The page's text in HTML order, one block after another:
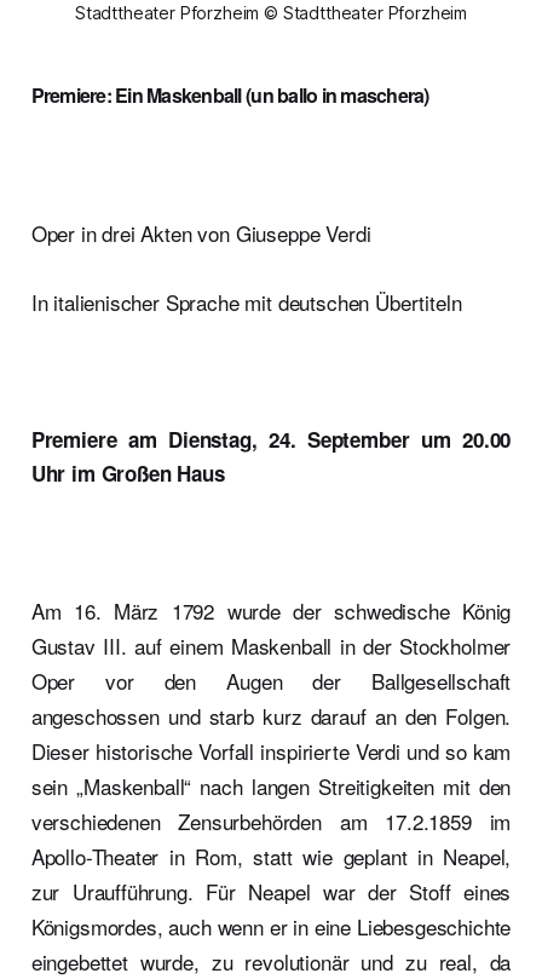
Stadttheater Pforzheim © Stadttheater Pforzheim
Premiere: Ein Maskenball (un ballo in maschera)
Oper in drei Akten von Giuseppe Verdi
In italienischer Sprache mit deutschen Übertiteln
Premiere am Dienstag, 24. September um 20.00
Uhr im Großen Haus
Am 16. März 1792 wurde der schwedische König
Gustav III. auf einem Maskenball in der Stockholmer
Oper vor den Augen der Ballgesellschaft
angeschossen und starb kurz darauf an den Folgen.
Dieser historische Vorfall inspirierte Verdi und so kam
sein „Maskenball“ nach langen Streitigkeiten mit den
verschiedenen Zensurbehörden am 17.2.1859 im
Apollo-Theater in Rom, statt wie geplant in Neapel,
zur Uraufführung. Für Neapel war der Stoff eines
Königsmordes, auch wenn er in eine Liebesgeschichte
eingebettet wurde, zu revolutionär und zu real, da